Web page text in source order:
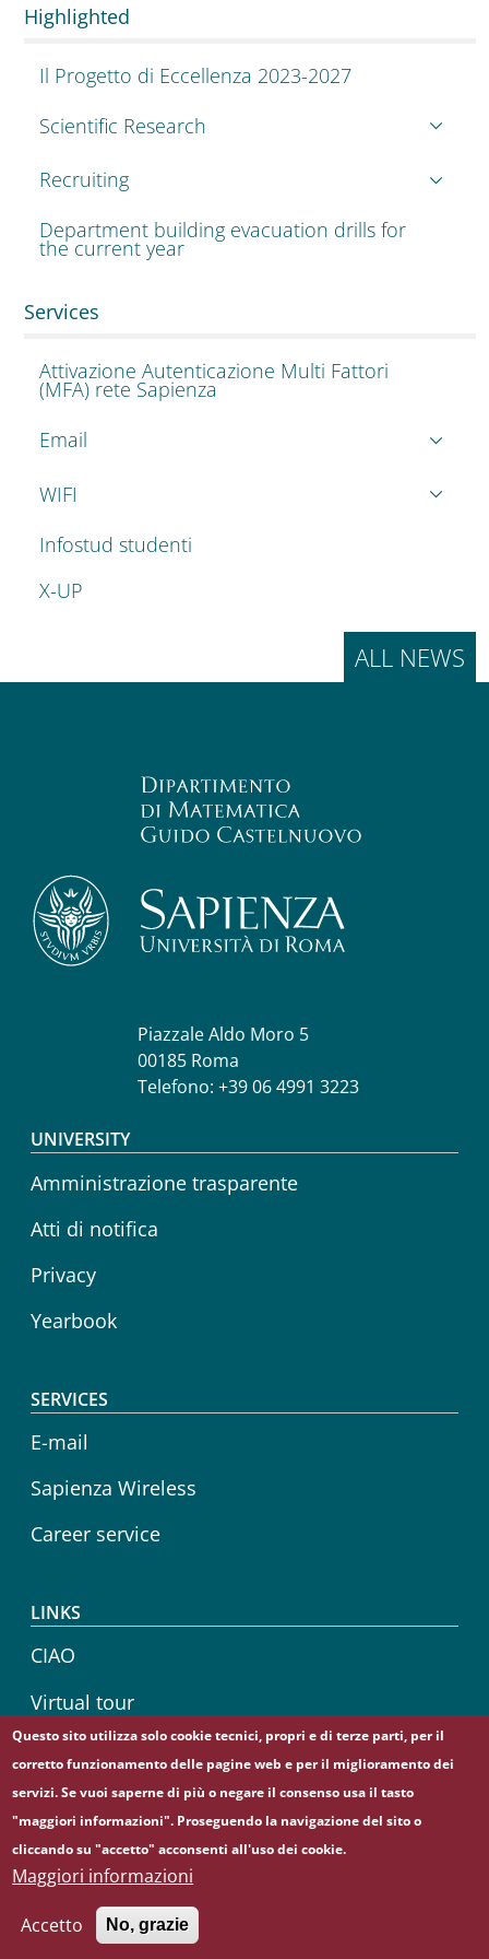
Highlighted
Il Progetto di Eccellenza 2023-2027
Scientific Research
Recruiting
Department building evacuation drills for
the current year
Services
Attivazione Autenticazione Multi Fattori
(MFA) rete Sapienza
Email
WIFI
Infostud studenti
X-UP
ALL NEWS
Piazzale Aldo Moro 5
00185 Roma
Telefono: +39 06 4991 3223
Footer menu
UNIVERSITY
Amministrazione trasparente
Atti di notifica
Privacy
Yearbook
SERVICES
E-mail
Sapienza Wireless
Career service
LINKS
CIAO
Virtual tour
Sapienza Store
© Sapienza Università di Roma - Piazzale Aldo Moro 5,
00185 Roma - (+39) 06 49911 - C.F.: 80209930587 - P. Iva:
02133771002
Questo sito utilizza solo cookie tecnici, propri e di terze parti, per il
corretto funzionamento delle pagine web e per il miglioramento dei
servizi. Se vuoi saperne di più o negare il consenso usa il tasto
"maggiori informazioni". Proseguendo la navigazione del sito o
cliccando su "accetto" acconsenti all'uso dei cookie.
Maggiori informazioni
Accetto No, grazie